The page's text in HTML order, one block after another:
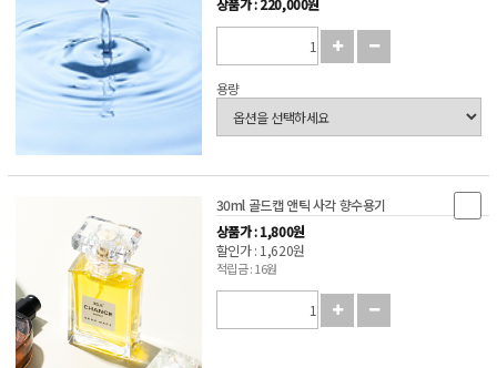
상품가 : 220,000원
용량
30ml 골드캡 앤틱 사각 향수용기
상품가 : 1,800원
할인가 : 1,620원
적립금 : 16원